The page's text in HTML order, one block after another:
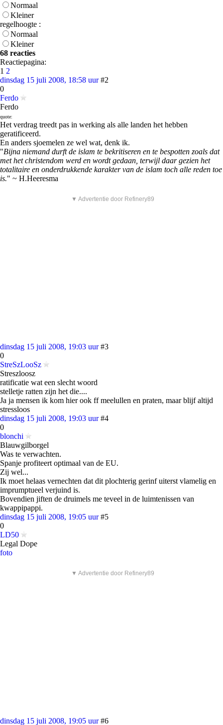
Normaal
Kleiner
regelhoogte :
Normaal
Kleiner
68 reacties
Reactiepagina:
1 2
dinsdag 15 juli 2008, 18:58 uur #2
0
Ferdo
Ferdo
quote:
Het verdrag treedt pas in werking als alle landen het hebben
geratificeerd.
En anders sjoemelen ze wel wat, denk ik.
"Bijna niemand durft de islam te bekritiseren en te bespotten zoals dat
met het christendom werd en wordt gedaan, terwijl daar gezien het
totalitaire en onderdrukkende karakter van de islam toch alle reden toe
is." ~ H.Heeresma
▼ Advertentie door Refinery89
dinsdag 15 juli 2008, 19:03 uur #3
0
StreSzLooSz
Streszloosz
ratificatie wat een slecht woord
stelletje ratten zijn het die....
Ja ja mensen ik kom hier ook ff meelullen en praten, maar blijf altijd
stressloos
dinsdag 15 juli 2008, 19:03 uur #4
0
blonchi
Blauwgilborgel
Was te verwachten.
Spanje profiteert optimaal van de EU.
Zij wel...
Ik moet helaas vernechten dat dit plochterig gerinf uiterst vlamelig en
imprumptueel verjuind is.
Bovendien jiften de druimels me teveel in de luimtenissen van
kwappipappi.
dinsdag 15 juli 2008, 19:05 uur #5
0
LD50
Legal Dope
foto
▼ Advertentie door Refinery89
dinsdag 15 juli 2008, 19:05 uur #6